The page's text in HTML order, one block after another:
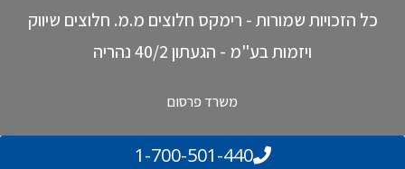
כל הזכויות שמורות - רימקס חלוצים מ.מ. חלוצים שיווק
ויזמות בע"מ - הגעתון 40/2 נהריה
משרד פרסום
1-700-501-440